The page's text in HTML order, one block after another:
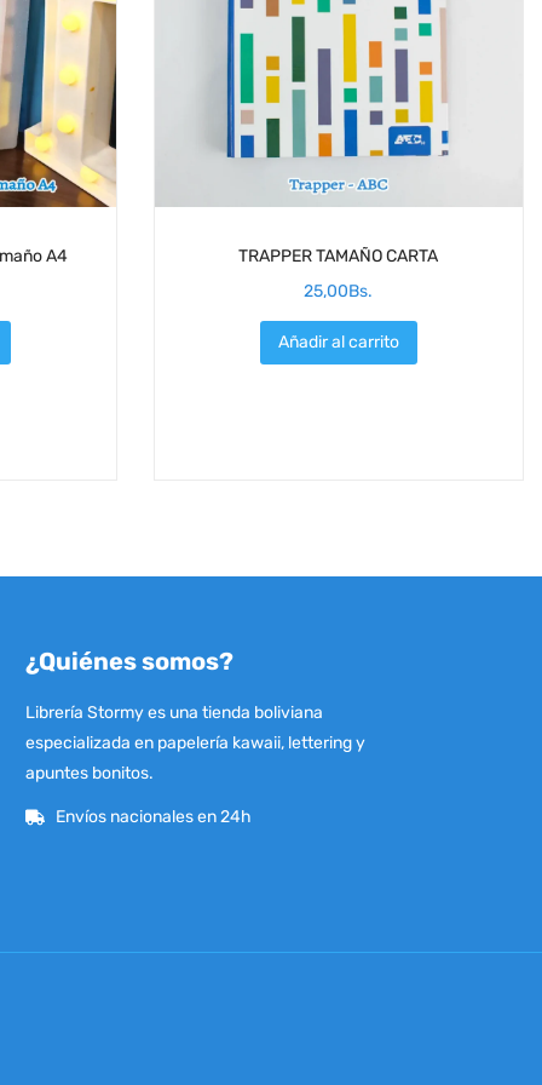
A4
TRAPPER TAMAÑO CARTA
25,00Bs.
Añadir al carrito
¿Quiénes somos?
Librería Stormy es una tienda boliviana
especializada en papelería kawaii, lettering y
apuntes bonitos.
Envíos nacionales en 24h